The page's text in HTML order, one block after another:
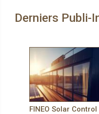
possède un moteur
(facilité de pose) avec 2
niche ou sous linteau
permettant une bonne
également la version
de 50% de lumière
sinusoïdale des lames et
d’esthétique et de design
150 Coloris en standard
maximum de
Derniers Publi-
FINEO Solar